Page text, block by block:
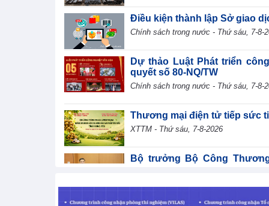
Điều kiện thành lập Sở giao
Chính sách trong nước - Thứ sáu, 7-8-
Dự thảo Luật Phát triển
quyết số 80-NQ/TW
Chính sách trong nước - Thứ sáu, 7-8-
Thương mại điện tử tiếp sức
XTTM - Thứ sáu, 7-8-2026
Bộ trưởng Bộ Công